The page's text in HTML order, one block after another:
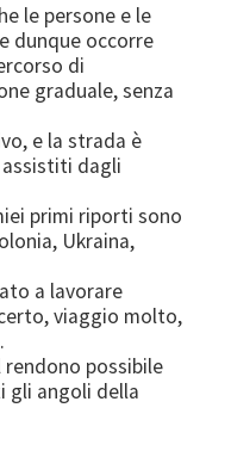
le persone e le
dunque occorre
di
graduale, senza
e la strada è
dagli
primi riporti sono
Ukraina,
a lavorare
viaggio molto,
rendono possibile
gli angoli della